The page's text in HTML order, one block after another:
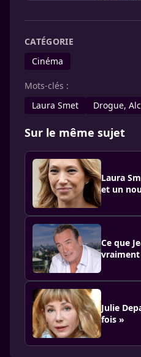
CATÉGORIE
Cinéma
Mots-clés :
Laura Smet
Drogue,
Sur le même sujet
Laura
et un
Ce que
vraiment
Julie
fois »